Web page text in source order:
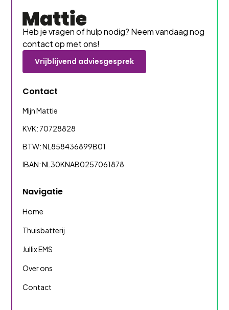
Heb je vragen of hulp nodig? Neem vandaag nog
contact op met ons!
Vrijblijvend adviesgesprek
Contact
Mijn Mattie
KVK: 70728828
BTW: NL858436899B01
IBAN: NL30KNAB0257061878
Navigatie
Home
Thuisbatterij
Jullix EMS
Over ons
Contact